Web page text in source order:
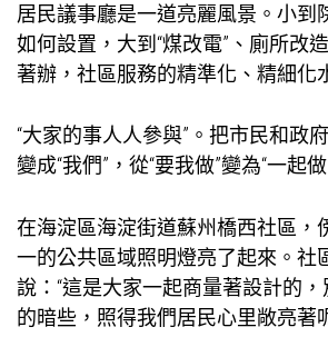
居民議事廳是一道亮麗風景。小到
如何設置，大到“煤改電”、廁所改
著辦，社區服務的精準化、精細化
“大家的事人人參與”。把市民和政
變成“我們”，從“要我做”變為“一起做
在海淀區海淀街道蘇州橋西社區，
一的公共區域照明燈亮了起來。社
說：“這是大家一起商量著設計的
的暗些，照得我們居民心里敞亮著